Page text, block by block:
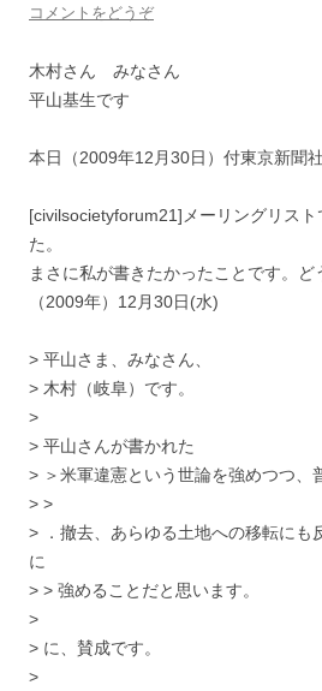
コメントをどうぞ
木村さん みなさん
平山基生です
本日（2009年12月30日）付東京新聞社
[civilsocietyforum21]メーリングリス
た。
まさに私が書きたかったことです。ど
（2009年）12月30日(水)
> 平山さま、みなさん、
> 木村（岐阜）です。
>
> 平山さんが書かれた
> ＞米軍違憲という世論を強めつつ、
> >
> ．撤去、あらゆる土地への移転にも
に
> > 強めることだと思います。
>
> に、賛成です。
>